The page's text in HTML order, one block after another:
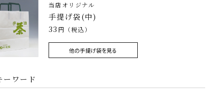
当店オリジナル
手提げ袋(中)
33 円（税込）
他の手提げ袋を見る
ーワード